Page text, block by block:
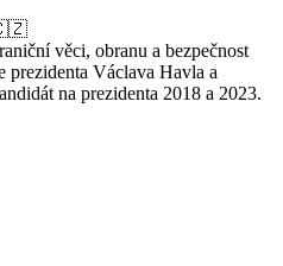
🇨🇿
věci, obranu a bezpečnost
prezidenta Václava Havla a
na prezidenta 2018 a 2023.